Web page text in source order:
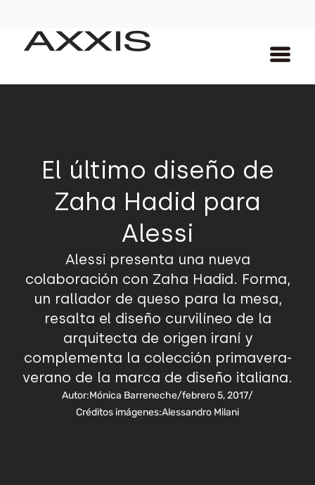
El último diseño de
Zaha Hadid para
Alessi
Alessi presenta una nueva
colaboración con Zaha Hadid. Forma,
un rallador de queso para la mesa,
resalta el diseño curvilíneo de la
arquitecta de origen iraní y
complementa la colección primavera-
verano de la marca de diseño italiana.
Autor:Mónica Barreneche/febrero 5, 2017/
Créditos imágenes:Alessandro Milani